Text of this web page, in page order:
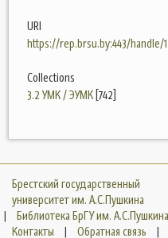
URI
https://rep.brsu.by:443/handle/
Collections
3.2 УМК / ЭУМК [742]
Брестский государственный
университет им. А.С.Пушкина
|
Библиотека БрГУ им. А.С.Пушкина
Контакты
| Обратная связь |